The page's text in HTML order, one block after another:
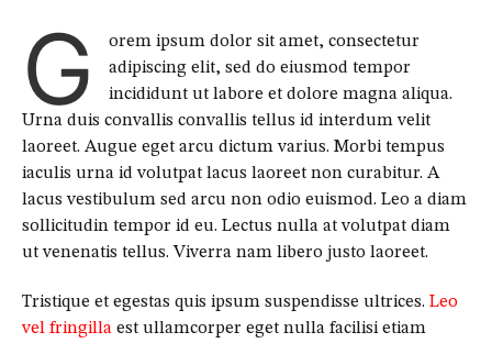
G
orem ipsum dolor sit amet, consectetur
adipiscing elit, sed do eiusmod tempor
incididunt ut labore et dolore magna aliqua.
Urna duis convallis convallis tellus id interdum velit
laoreet. Augue eget arcu dictum varius. Morbi tempus
iaculis urna id volutpat lacus laoreet non curabitur. A
lacus vestibulum sed arcu non odio euismod. Leo a diam
sollicitudin tempor id eu. Lectus nulla at volutpat diam
ut venenatis tellus. Viverra nam libero justo laoreet.
Tristique et egestas quis ipsum suspendisse ultrices. Leo
vel fringilla est ullamcorper eget nulla facilisi etiam